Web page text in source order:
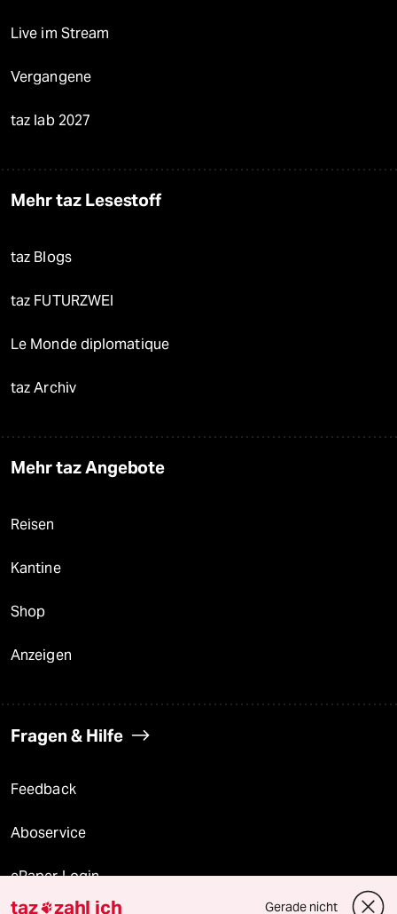
Live im Stream
Vergangene
taz lab 2027
Mehr taz Lesestoff
taz Blogs
taz FUTURZWEI
Le Monde diplomatique
taz Archiv
Mehr taz Angebote
Reisen
Kantine
Shop
Anzeigen
Fragen & Hilfe
Feedback
Aboservice
ePaper Login
taz zahl ich Gerade nicht